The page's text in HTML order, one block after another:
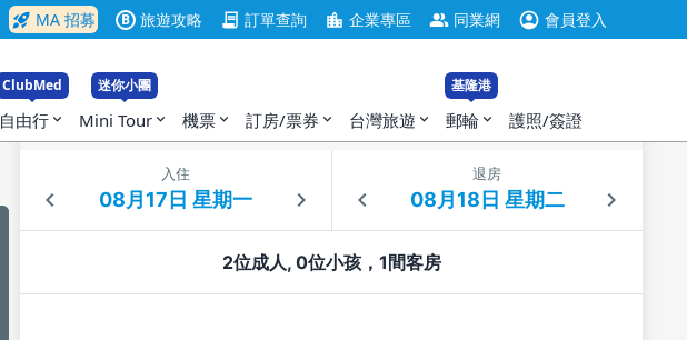
rocket_launch MA 招募 B 旅遊攻略 contract 訂單查詢 location_city 企業專區 group 同業網 account_circle 會員登入
ClubMed
自由行 expand_more
迷你小團
Mini Tour expand_more 機票 expand_more 訂房/票券 expand_more 台灣旅遊 expand_more
基隆港
郵輪 expand_more 護照/簽證
入住 退房
2位成人, 0位小孩，1間客房